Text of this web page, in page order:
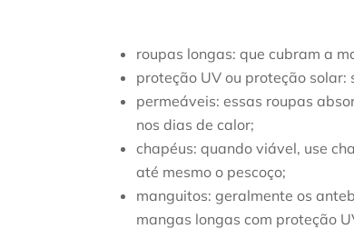
roupas longas: que cubram a
proteção UV ou proteção
permeáveis: essas roupas
nos dias de calor;
chapéus: quando viável, use
até mesmo o pescoço;
manguitos: geralmente os
mangas longas com proteção